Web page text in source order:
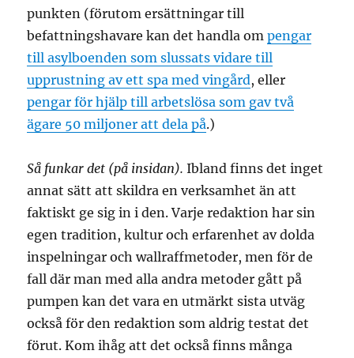
punkten (förutom ersättningar till
befattningshavare kan det handla ompengar
till asylboenden som slussats vidare till
upprustning av ett spa med vingård, eller
pengar för hjälp till arbetslösa som gav två
ägare 50 miljoner att dela på.)
Så funkar det (på insidan).Ibland finns det inget
annat sätt att skildra en verksamhet än att
faktiskt ge sig in i den. Varje redaktion har sin
egen tradition, kultur och erfarenhet av dolda
inspelningar och wallraffmetoder, men för de
fall där man med alla andra metoder gått på
pumpen kan det vara en utmärkt sista utväg
också för den redaktion som aldrig testat det
förut. Kom ihåg att det också finns många